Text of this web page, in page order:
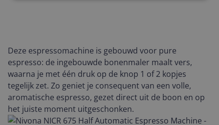
Deze espressomachine is gebouwd voor pure
espresso: de ingebouwde bonenmaler maalt vers,
waarna je met één druk op de knop 1 of 2 kopjes
tegelijk zet. Zo geniet je consequent van een volle,
aromatische espresso, gezet direct uit de boon en op
het juiste moment uitgeschonken.